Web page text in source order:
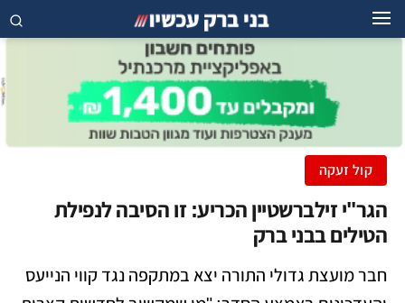
קול זעקה
הגר"י זילברשטיין הכריע: זו הסיבה לנפילת
הטילים בבני ברק
חבר מועצת גדולי התורה יצא במתקפה נגד קווי הנייעס